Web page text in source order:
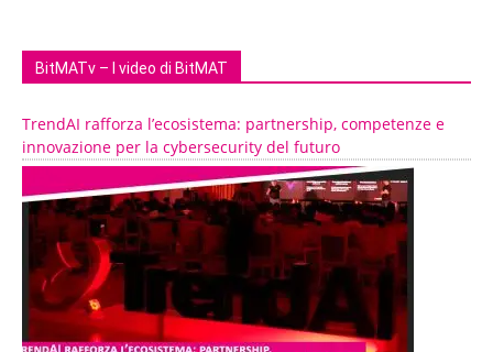
BitMATv – I video di BitMAT
TrendAI rafforza l’ecosistema: partnership, competenze e
innovazione per la cybersecurity del futuro